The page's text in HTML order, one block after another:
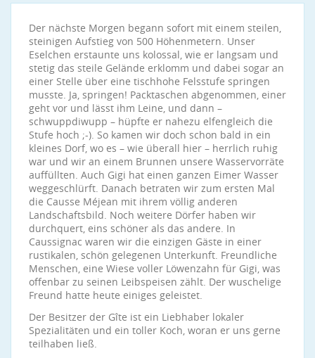
Der nächste Morgen begann sofort mit einem steilen,
steinigen Aufstieg von 500 Höhenmetern. Unser
Eselchen erstaunte uns kolossal, wie er langsam und
stetig das steile Gelände erklomm und dabei sogar an
einer Stelle über eine tischhohe Felsstufe springen
musste. Ja, springen! Packtaschen abgenommen, einer
geht vor und lässt ihm Leine, und dann –
schwuppdiwupp – hüpfte er nahezu elfengleich die
Stufe hoch ;-). So kamen wir doch schon bald in ein
kleines Dorf, wo es – wie überall hier – herrlich ruhig
war und wir an einem Brunnen unsere Wasservorräte
auffüllten. Auch Gigi hat einen ganzen Eimer Wasser
weggeschlürft. Danach betraten wir zum ersten Mal
die Causse Méjean mit ihrem völlig anderen
Landschaftsbild. Noch weitere Dörfer haben wir
durchquert, eins schöner als das andere. In
Caussignac waren wir die einzigen Gäste in einer
rustikalen, schön gelegenen Unterkunft. Freundliche
Menschen, eine Wiese voller Löwenzahn für Gigi, was
offenbar zu seinen Leibspeisen zählt. Der wuschelige
Freund hatte heute einiges geleistet.
Der Besitzer der Gîte ist ein Liebhaber lokaler
Spezialitäten und ein toller Koch, woran er uns gerne
teilhaben ließ.